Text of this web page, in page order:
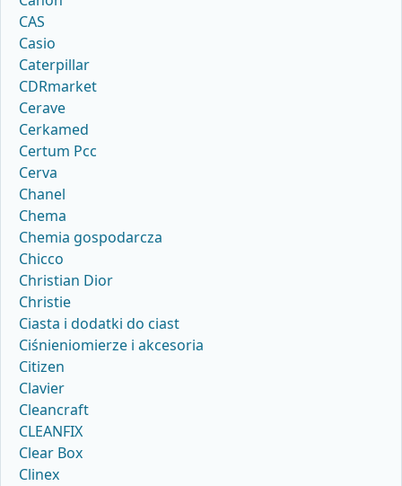
CAS
Casio
Caterpillar
CDRmarket
Cerave
Cerkamed
Certum Pcc
Cerva
Chanel
Chema
Chemia gospodarcza
Chicco
Christian Dior
Christie
Ciasta i dodatki do ciast
Ciśnieniomierze i akcesoria
Citizen
Clavier
Cleancraft
CLEANFIX
Clear Box
Clinex